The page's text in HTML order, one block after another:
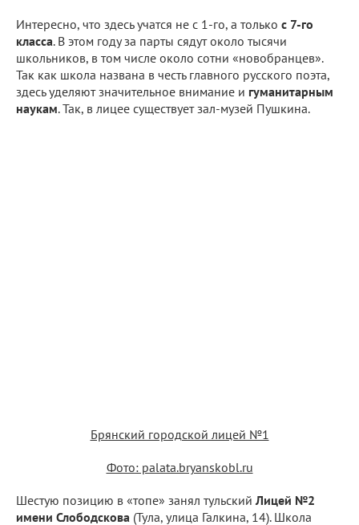
Интересно, что здесь учатся не с 1-го, а только с 7-го
класса. В этом году за парты сядут около тысячи
школьников, в том числе около сотни «новобранцев».
Так как школа названа в честь главного русского поэта,
здесь уделяют значительное внимание и гуманитарным
наукам. Так, в лицее существует зал-музей Пушкина.
Брянский городской лицей №1
Фото: palata.bryanskobl.ru
Шестую позицию в «топе» занял тульский Лицей №2
имени Слободскова (Тула, улица Галкина, 14). Школа